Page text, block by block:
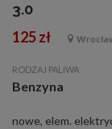
3.0
125 zł
RODZAJ PALIWA
Benzyna